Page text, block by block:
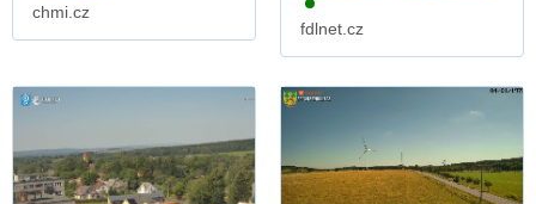
chmi.cz
fdlnet.cz